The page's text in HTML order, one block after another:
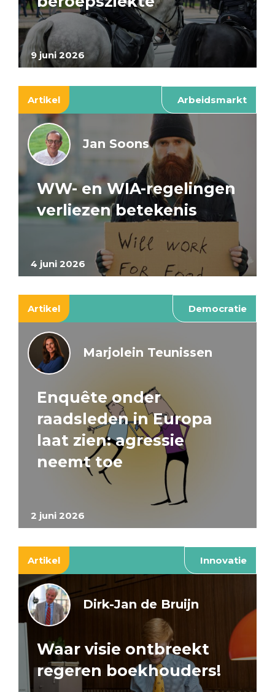
9 juni 2026
Artikel Arbeidsmarkt
4 juni 2026
Jan Soons
WW- en WIA-regelingen
verliezen betekenis
Artikel Democratie
2 juni 2026
Marjolein Teunissen
Enquête onder
raadsleden in Europa
laat zien: agressie
neemt toe
Artikel Innovatie
Dirk-Jan de Bruijn
Waar visie ontbreekt
regeren boekhouders!